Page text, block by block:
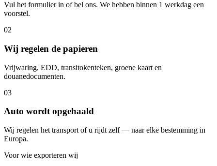
Vul het formulier in of bel ons. We hebben binnen 1 werkdag een
voorstel.
02
Wij regelen de papieren
Vrijwaring, EDD, transitokenteken, groene kaart en
douanedocumenten.
03
Auto wordt opgehaald
Wij regelen het transport of u rijdt zelf — naar elke bestemming in
Europa.
Voor wie exporteren wij